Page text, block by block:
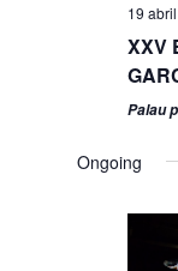
19
XXV
Palau
Ongoing